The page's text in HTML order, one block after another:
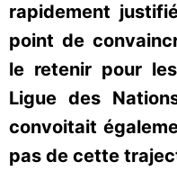
rapidement
point de
le retenir pour
Ligue des
convoitait
pas de cette